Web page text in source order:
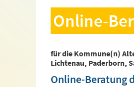
Online-
für die Kommune(n)
Lichtenau, Paderborn,
Online-Beratung